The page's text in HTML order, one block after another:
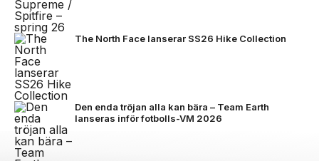
The North Face lanserar SS26 Hike Collection
Den enda tröjan alla kan bära – Team Earth
lanseras inför fotbolls-VM 2026